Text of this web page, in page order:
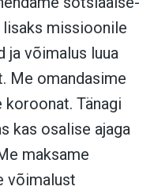
missioonile
ja võimalus luua
Me omandasime
Tänagi
kas osalise ajaga
maksame
võimalust